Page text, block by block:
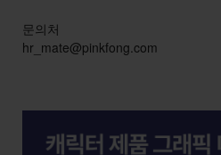
문의처
hr_mate@pinkfong.com